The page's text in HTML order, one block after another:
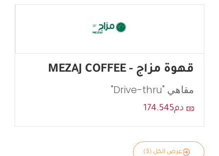
قهوة مزاج - MEZAJ COFFEE
مقاهي "Drive-thru"
دم174.545
عرض الكل (3)